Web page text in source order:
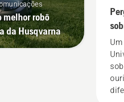
melhor robô
da Husqvarna